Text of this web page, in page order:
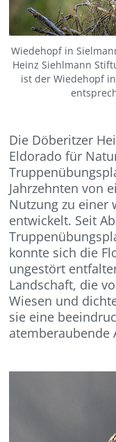
Wiedehopf in
Heinz Siehlmann
ist der Wiedehopf
Die Döberitzer
Eldorado für
Jahrzehnten von
Nutzung zu einer
entwickelt. Seit
konnte sich die
ungestört
Landschaft, die
Wiesen und
sie eine
atemberaubende